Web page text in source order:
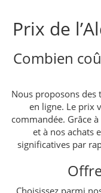
Prix de
Combien
Nous proposons
en ligne. Le prix
commandée. Grâce
et à nos achats
significatives par
Choisissez parmi